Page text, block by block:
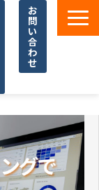
お
問
い
合
わ
せ